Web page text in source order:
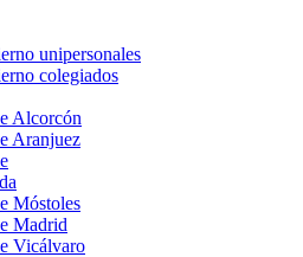
unipersonales
colegiados
Alcorcón
Aranjuez
Móstoles
Madrid
Vicálvaro